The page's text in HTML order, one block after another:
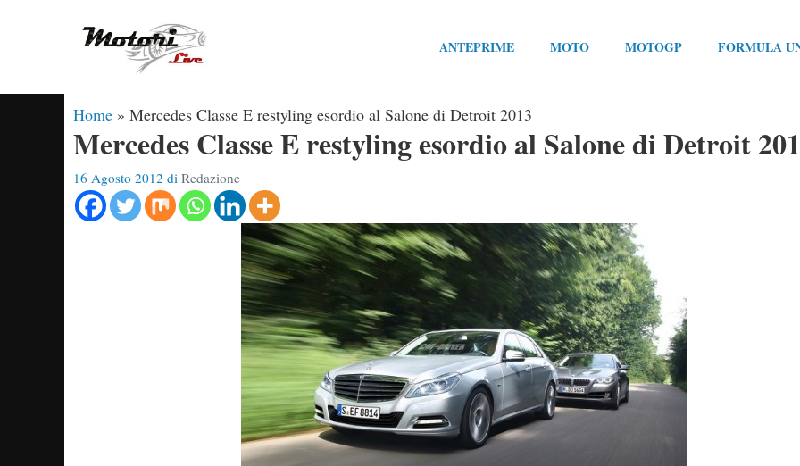
ANTEPRIME MOTO MOTOGP FORMULA
Home » Mercedes Classe E restyling esordio al Salone di Detroit 2013
Mercedes Classe E restyling esordio al Salone di Detroit
16 Agosto 2012 di Redazione